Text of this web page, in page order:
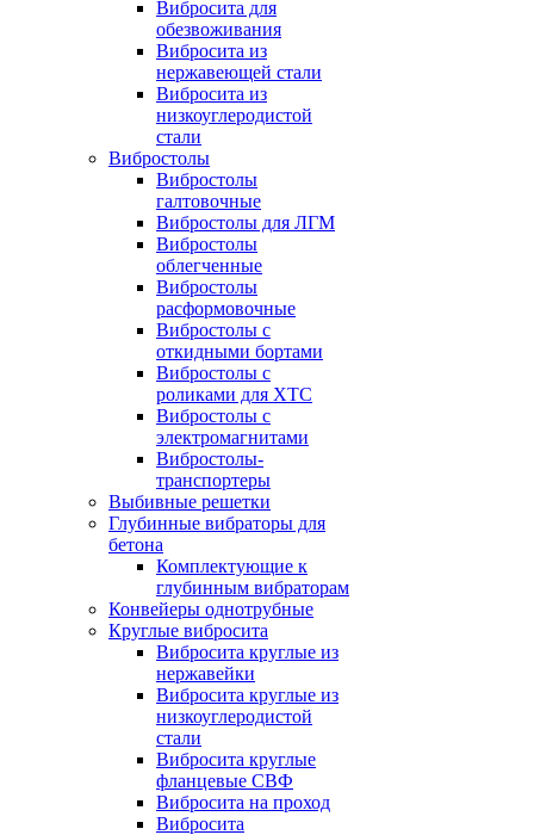
Вибросита для
обезвоживания
Вибросита из
нержавеющей стали
Вибросита из
низкоуглеродистой
стали
Вибростолы
Вибростолы
галтовочные
Вибростолы для ЛГМ
Вибростолы
облегченные
Вибростолы
расформовочные
Вибростолы с
откидными бортами
Вибростолы с
роликами для ХТС
Вибростолы с
электромагнитами
Вибростолы-
транспортеры
Выбивные решетки
Глубинные вибраторы для
бетона
Комплектующие к
глубинным вибраторам
Конвейеры однотрубные
Круглые вибросита
Вибросита круглые из
нержавейки
Вибросита круглые из
низкоуглеродистой
стали
Вибросита круглые
фланцевые СВФ
Вибросита на проход
Вибросита